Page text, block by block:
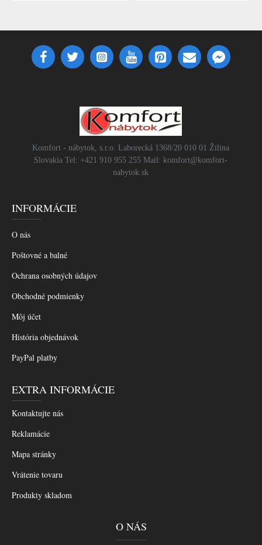
Komfort - nábytok, s.r.o. Laborecká 1368/20 010 01 Žilina
Slovakia Tel: +421 910 955 255 Mail: komfort@komfort-
nabytok.sk
INFORMÁCIE
O nás
Poštovné a balné
Ochrana osobných údajov
Obchodné podmienky
Môj účet
História objednávok
PayPal platby
EXTRA INFORMÁCIE
Kontaktujte nás
Reklamácie
Mapa stránky
Vrátenie tovaru
Produkty skladom
O NÁS